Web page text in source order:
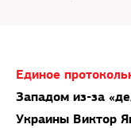
Единое
Западом из-за
Украины Виктор